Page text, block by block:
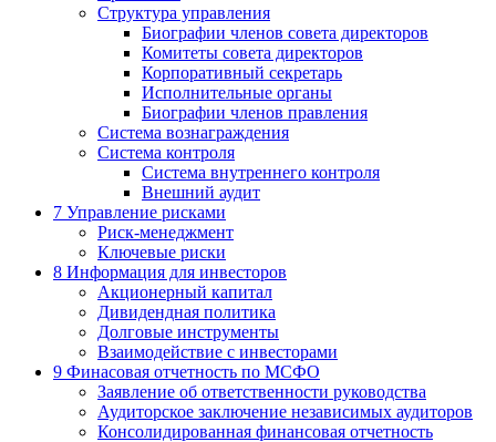
Структура управления
Биографии членов совета директоров
Комитеты совета директоров
Корпоративный секретарь
Исполнительные органы
Биографии членов правления
Система вознаграждения
Система контроля
Система внутреннего контроля
Внешний аудит
7 Управление рисками
Риск-менеджмент
Ключевые риски
8 Информация для инвесторов
Акционерный капитал
Дивидендная политика
Долговые инструменты
Взаимодействие с инвеcторами
9 Финасовая отчетность по МСФО
Заявление об ответственности руководства
Аудиторское заключение независимых аудиторов
Консолидированная финансовая отчетность